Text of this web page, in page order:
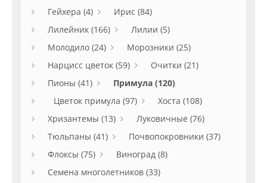
Гейхера (4)
Ирис (84)
Лилейник (166)
Лилии (5)
Молодило (24)
Морозники (25)
Нарцисс цветок (59)
Очитки (21)
Пионы (41)
Примула (120)
Цветок примула (97)
Хоста (108)
Хризантемы (13)
Луковичные (76)
Тюльпаны (41)
Почвопокровники (37)
Флоксы (75)
Виноград (8)
Семена многолетников (33)